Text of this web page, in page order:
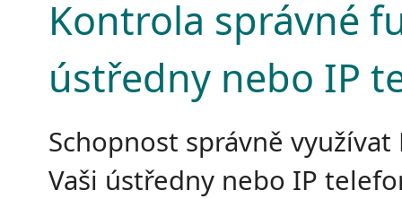
Kontrola správné
ústředny nebo IP
Schopnost správně využívat
Vaši ústředny nebo IP